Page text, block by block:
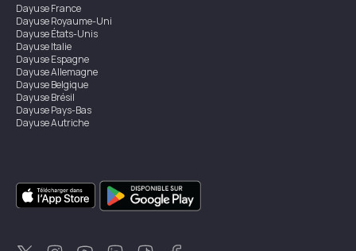
DayuseFrance
DayuseRoyaume-Uni
DayuseÉtats-Unis
DayuseItalie
DayuseEspagne
DayuseAllemagne
DayuseBelgique
DayuseBrésil
DayusePays-Bas
DayuseAutriche
DayuseSingapour
DayuseSuède
DayuseThaïlande